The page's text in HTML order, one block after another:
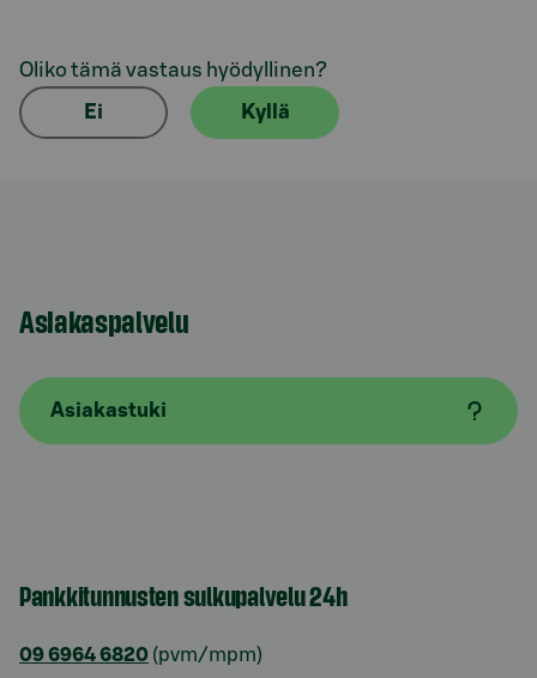
Oliko tämä vastaus hyödyllinen?
Ei Kyllä
Asiakaspalvelu
Asiakastuki
Pankkitunnusten sulkupalvelu 24h
09 6964 6820 (pvm/mpm)